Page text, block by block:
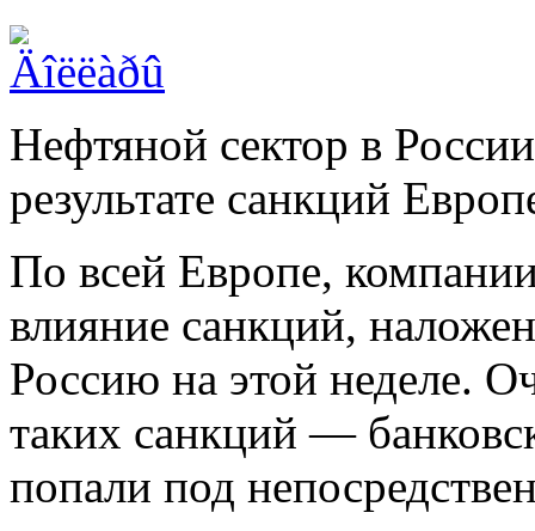
Нефтяной сектор в
результате санкций
По всей Европе,
влияние санкций,
Россию на этой неделе.
таких санкций —
попали под